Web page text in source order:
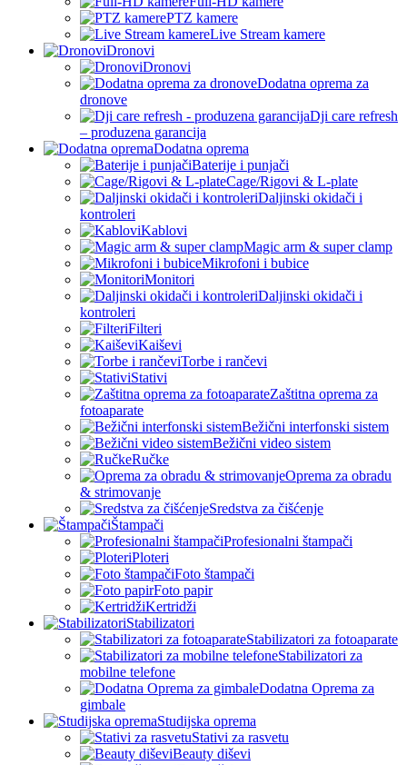
PTZ kamere
Live Stream kamere
Dronovi
Dronovi
Dodatna oprema za
dronove
Dji care refresh
– produzena garancija
Dodatna oprema
Baterije i punjači
Cage/Rigovi & L-plate
Daljinski okidači i
kontroleri
Kablovi
Magic arm & super clamp
Mikrofoni i bubice
Monitori
Daljinski okidači i
kontroleri
Filteri
Kaiševi
Torbe i rančevi
Stativi
Zaštitna oprema za
fotoaparate
Bežični interfonski sistem
Bežični video sistem
Ručke
Oprema za obradu
& strimovanje
Sredstva za čišćenje
Štampači
Profesionalni štampači
Ploteri
Foto štampači
Foto papir
Kertridži
Stabilizatori
Stabilizatori za fotoaparate
Stabilizatori za
mobilne telefone
Dodatna Oprema za
gimbale
Studijska oprema
Stativi za rasvetu
Beauty diševi